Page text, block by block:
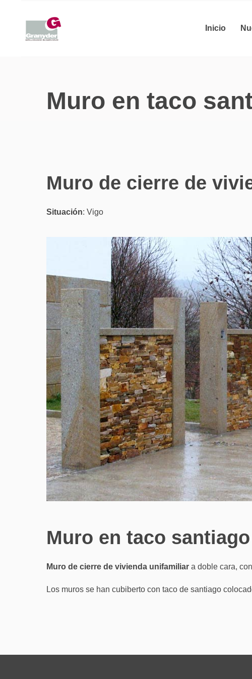
Inicio
Muro en taco
Muro de cierre de
Situación: Vigo
Muro en taco
Muro de cierre de vivienda unifamiliar a doble cara,
Los muros se han cubiberto con taco de santiago